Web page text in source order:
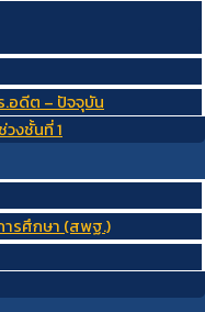
.อดีต – ปัจจุบัน
งชั้นที่ 1
ารศึกษา (สพฐ.)